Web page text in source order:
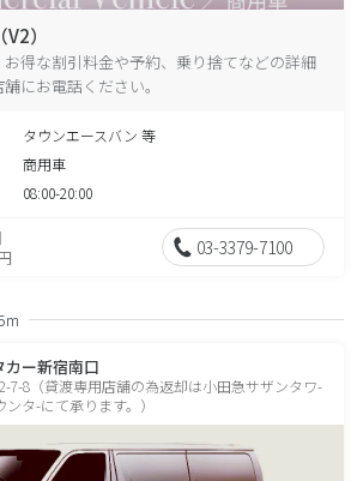
）
得な割引料金や予約、乗り捨てなどの詳細
にお電話ください。
タウンエースバン 等
商用車
08:00-20:00
03-3379-7100
カー新宿南口
7-8（貸渡専用店舗の為返却は小田急サザンタワ-
ンタ-にて承ります。）